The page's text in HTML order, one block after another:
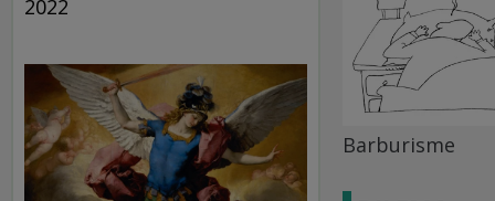
2022
Barburisme